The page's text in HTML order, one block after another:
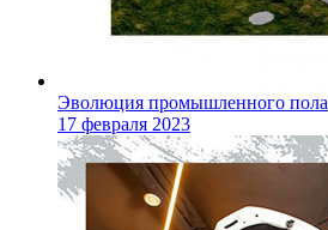
Эволюция промышленного пола
17 февраля 2023